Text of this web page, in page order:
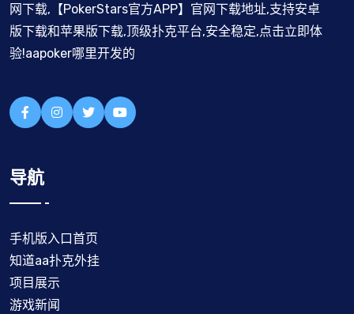
网下载,【PokerStars官方APP】官网下载地址,支持安卓
版下载和苹果版下载,顶级扑克平台,安全稳定,点击立即体
验!aapoker哪里开发的
导航
手机版入口首页
知道aa扑克外挂
项目展示
游戏新闻